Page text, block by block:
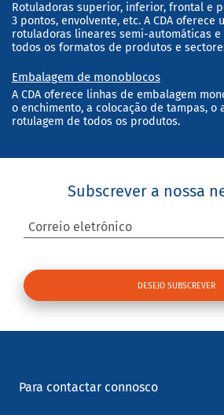
Rotuladoras superior, inferior, frontal e
3 pontos, envolvente, etc. A CDA oferece
rotuladoras lineares semi-automáticas
todos os formatos de produtos e
Embalagem de monoblocos
A CDA oferece linhas de embalagem
o enchimento, a colocação de tampas, o
rotulagem de todos os produtos.
Subscrever a nossa
Correio eletrónico
Para contactar connosco